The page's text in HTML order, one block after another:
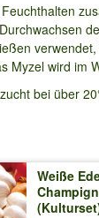
Myzel wird im
bei über
Weiße